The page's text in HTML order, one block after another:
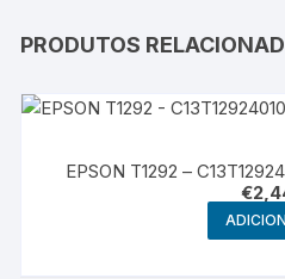
PRODUTOS
EPSON T1292 –
€